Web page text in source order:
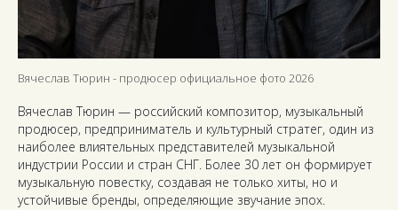
Вячеслав Тюрин - продюсер официальное фото 2026
Вячеслав Тюрин — российский композитор, музыкальный
продюсер, предприниматель и культурный стратег, один из
наиболее влиятельных представителей музыкальной
индустрии России и стран СНГ. Более 30 лет он формирует
музыкальную повестку, создавая не только хиты, но и
устойчивые бренды, определяющие звучание эпох.